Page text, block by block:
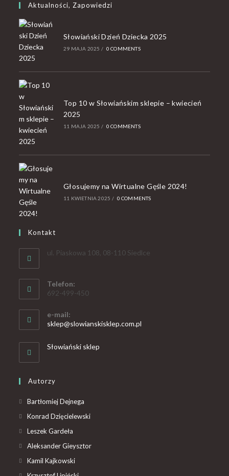
Aktualności, Zapowiedzi
Słowiański Dzień Dziecka 2025
29 MAJA 2025 / 0 COMMENTS
Top 10 w Słowiańskim sklepie – kwiecień
2025
11 MAJA 2025 / 0 COMMENTS
Głosujemy na Wirtualne Gęśle 2024!
11 KWIETNIA 2025 / 0 COMMENTS
Kontakt
ul. Piaskowa 108, 08-110 Siedlce
Telefon:
692-499-450
e-mail:
sklep@slowianskisklep.com.pl
Słowiański sklep
Autorzy
Bartłomiej Dejnega
Konrad Dzięcielewski
Leszek Gardeła
Aleksander Gieysztor
Kamil Kajkowski